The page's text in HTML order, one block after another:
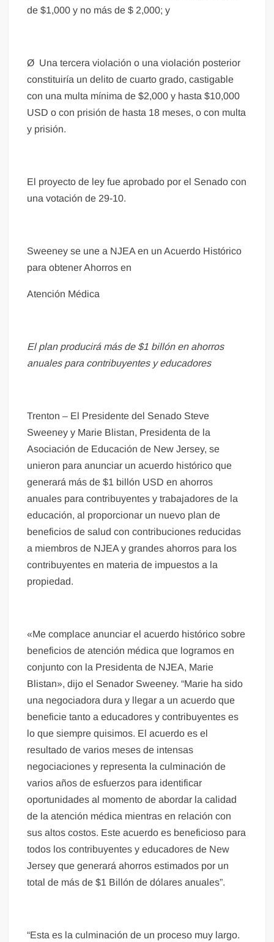
de $1,000 y no más de $ 2,000; y
Ø Una tercera violación o una violación posterior
constituiría un delito de cuarto grado, castigable
con una multa mínima de $2,000 y hasta $10,000
USD o con prisión de hasta 18 meses, o con multa
y prisión.
El proyecto de ley fue aprobado por el Senado con
una votación de 29-10.
Sweeney se une a NJEA en un Acuerdo Histórico
para obtener Ahorros en
Atención Médica
El plan producirá más de $1 billón en ahorros
anuales para contribuyentes y educadores
Trenton – El Presidente del Senado Steve
Sweeney y Marie Blistan, Presidenta de la
Asociación de Educación de New Jersey, se
unieron para anunciar un acuerdo histórico que
generará más de $1 billón USD en ahorros
anuales para contribuyentes y trabajadores de la
educación, al proporcionar un nuevo plan de
beneficios de salud con contribuciones reducidas
a miembros de NJEA y grandes ahorros para los
contribuyentes en materia de impuestos a la
propiedad.
«Me complace anunciar el acuerdo histórico sobre
beneficios de atención médica que logramos en
conjunto con la Presidenta de NJEA, Marie
Blistan», dijo el Senador Sweeney. “Marie ha sido
una negociadora dura y llegar a un acuerdo que
beneficie tanto a educadores y contribuyentes es
lo que siempre quisimos. El acuerdo es el
resultado de varios meses de intensas
negociaciones y representa la culminación de
varios años de esfuerzos para identificar
oportunidades al momento de abordar la calidad
de la atención médica mientras en relación con
sus altos costos. Este acuerdo es beneficioso para
todos los contribuyentes y educadores de New
Jersey que generará ahorros estimados por un
total de más de $1 Billón de dólares anuales”.
“Esta es la culminación de un proceso muy largo.